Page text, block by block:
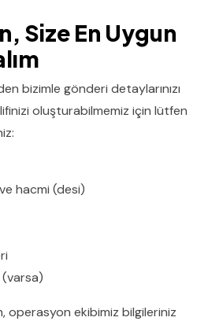
Size En Uygun
bizimle gönderi detaylarınızı
oluşturabilmemiz için lütfen
hacmi (desi)
operasyon ekibimiz bilgileriniz